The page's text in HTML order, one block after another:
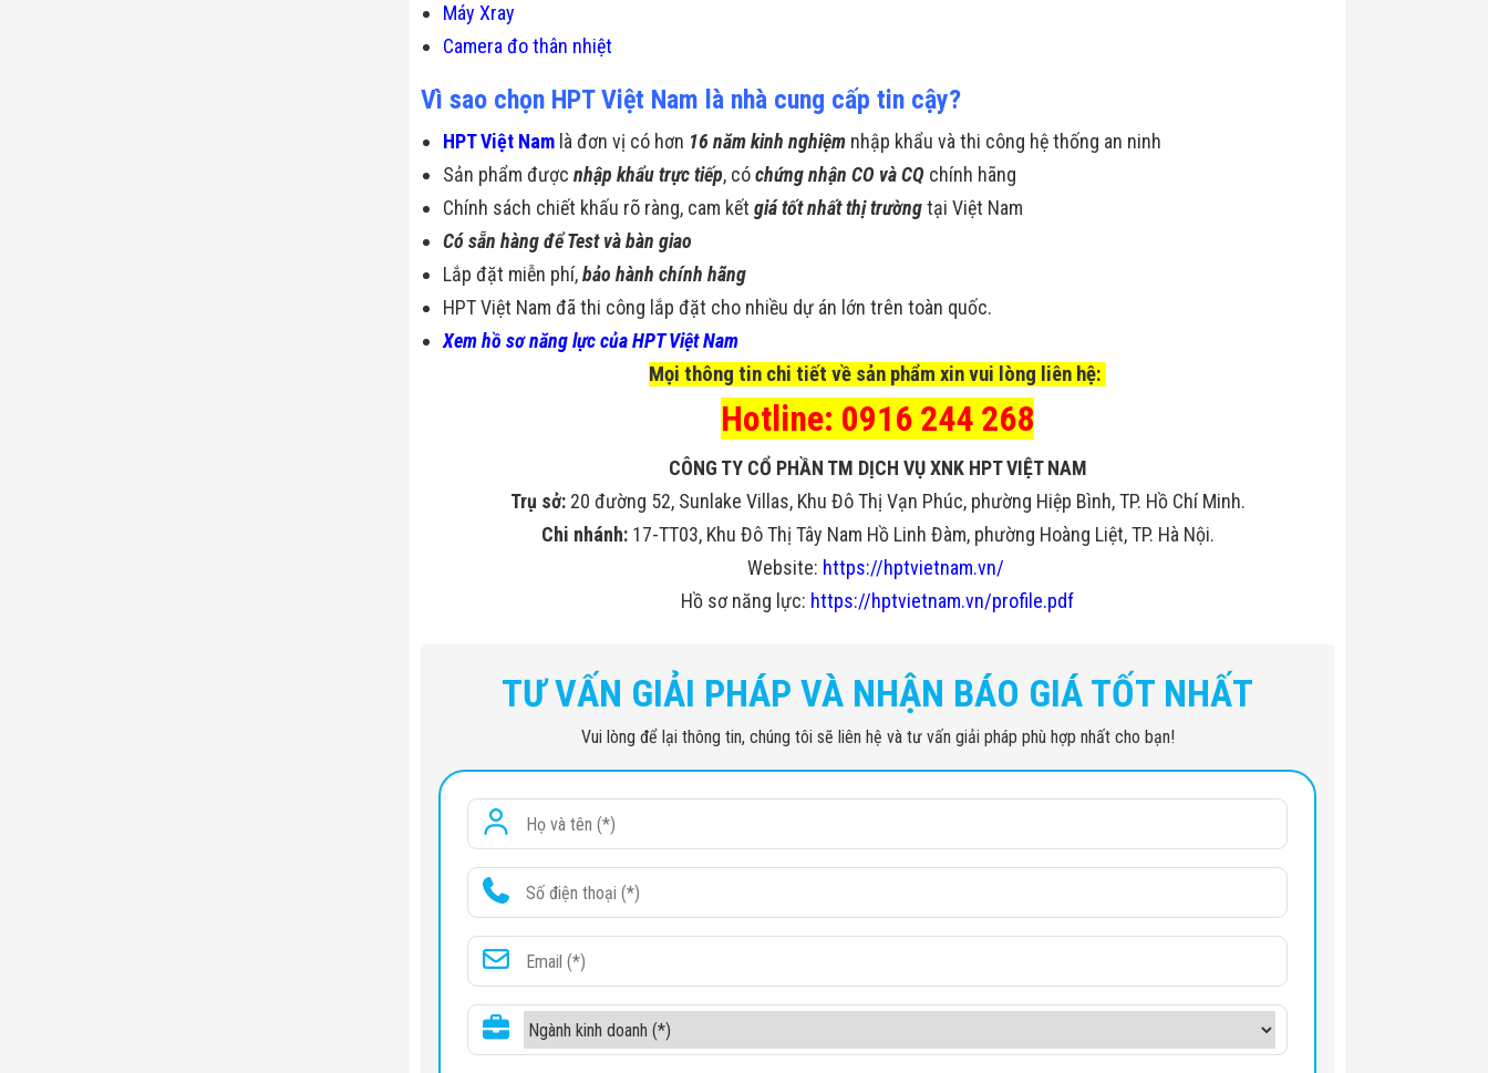
Máy Xray
Camera đo thân nhiệt
Vì sao chọn HPT Việt Nam là nhà cung cấp tin cậy?
HPT Việt Nam là đơn vị có hơn 16 năm kinh nghiệm nhập khẩu và thi công hệ thống an ninh
Sản phẩm được nhập khẩu trực tiếp, cóchứng nhận CO và CQ chính hãng
Chính sách chiết khấu rõ ràng, cam kết giá tốt nhất thị trườngtại Việt Nam
Có sẵn hàng để Test và bàn giao
Lắp đặt miễn phí,bảo hành chính hãng
HPT Việt Nam đã thi công lắp đặt cho nhiều dự án lớn trên toàn quốc.
Xem hồ sơ năng lực của HPT Việt Nam
Mọi thông tin chi tiết về sản phẩm xin vui lòng liên hệ:
Hotline: 0916 244 268
CÔNG TY CỔ PHẦN TM DỊCH VỤ XNK HPT VIỆT NAM
Trụ sở: 20 đường 52, Sunlake Villas, Khu Đô Thị Vạn Phúc, phường Hiệp Bình, TP. Hồ Chí Minh.
Chi nhánh:17-TT03, Khu Đô Thị Tây Nam Hồ Linh Đàm, phường Hoàng Liệt, TP. Hà Nội.
Website: https://hptvietnam.vn/
Hồ sơ năng lực: https://hptvietnam.vn/profile.pdf
TƯ VẤN GIẢI PHÁP VÀ NHẬN BÁO GIÁ TỐT NHẤT
Vui lòng để lại thông tin, chúng tôi sẽ liên hệ và tư vấn giải pháp phù hợp nhất cho bạn!